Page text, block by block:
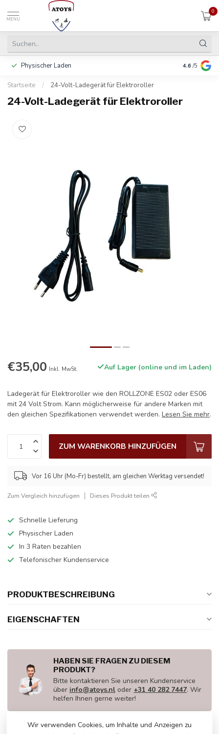
MENU
0
Physischer Laden In 3 Raten
4.6 /5
Startseite / 24-Volt-Ladegerät für Elektroroller
24-Volt-Ladegerät für Elektroroller
€35,00 Inkl. MwSt. Auf Lager (online und im Laden)
Ladegerät für Elektroroller wie den ROLLZONE ES02 oder ES06
mit 24 Volt Strom. Kann möglicherweise für andere Marken mit
den gleichen Spezifikationen verwendet werden. Lesen Sie mehr.
ZUM WARENKORB HINZUFÜGEN
Vor 16 Uhr (Mo-Fr) bestellt, am gleichen Werktag versendet!
Zum Vergleich hinzufügen Dieses Produkt teilen
Schnelle Lieferung
Physischer Laden
In 3 Raten bezahlen
Telefonischer Kundenservice
PRODUKTBESCHREIBUNG
EIGENSCHAFTEN
HABEN SIE FRAGEN ZU DIESEM
PRODUKT?
Bitte kontaktieren Sie unseren Kundenservice
über info@atoys.nl oder +31 40 282 7447. Wir
helfen Ihnen gerne weiter!
Wir verwenden Cookies, um Inhalte und Anzeigen zu